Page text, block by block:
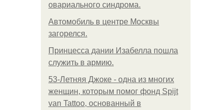
овариального синдрома.
Автомобиль в центре Москвы
загорелся.
Принцесса дании Изабелла пошла
служить в армию.
53-Летняя Джоке - одна из многих
женщин, которым помог фонд Spijt
van Tattoo, основанный в